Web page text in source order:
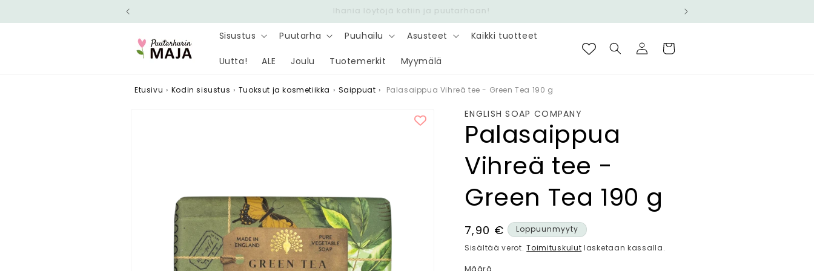
sisältöön
Nopea toimitus 6,90 € - Ilmainen yli 100 € tilauksiin
Sisustus Puutarha Puuhailu Asusteet Kaikki tuotteet
Uutta! ALE Joulu Tuotemerkit Myymälä
Kirjaudu
sisään
Ostoskori
Etusivu › Kodin sisustus › Tuoksut ja kosmetiikka › Saippuat › Palasaippua Vihreä tee - Green Tea 190 g
ENGLISH SOAP COMPANY
Palasaippua
Vihreä tee -
Green Tea 190 g
Normaalihinta
7,90 €
Loppuunmyyty
Sisältää verot.Toimituskulut lasketaan kassalla.